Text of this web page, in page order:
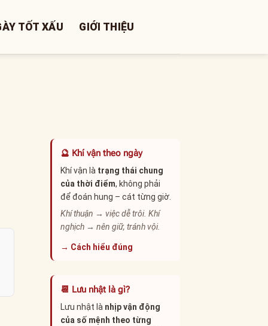
TỐT XẤU GIỚI THIỆU
🔮 Khí vận theo ngày
Khí vận là trạng thái chung
của thời điểm, không phải
để đoán hung – cát từng giờ.
Khí thuận → việc dễ trôi. Khí
nghịch → nên giữ, tránh vội.
→ Cách hiểu đúng
📆 Lưu nhật là gì?
Lưu nhật là nhịp vận động
của số mệnh theo từng